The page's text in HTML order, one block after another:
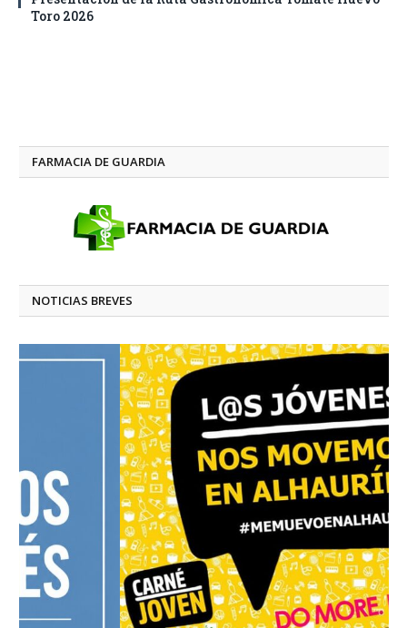
Toro 2026
FARMACIA DE GUARDIA
NOTICIAS BREVES